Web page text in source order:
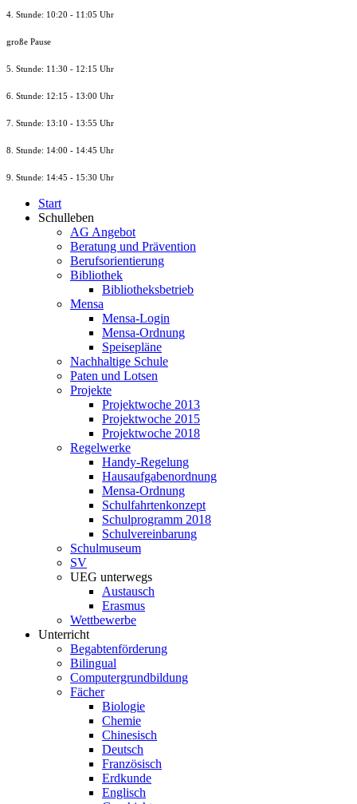
4. Stunde: 10:20 - 11:05 Uhr
große Pause
5. Stunde: 11:30 - 12:15 Uhr
6. Stunde: 12:15 - 13:00 Uhr
7. Stunde: 13:10 - 13:55 Uhr
8. Stunde: 14:00 - 14:45 Uhr
9. Stunde: 14:45 - 15:30 Uhr
Start
Schulleben
AG Angebot
Beratung und Prävention
Berufsorientierung
Bibliothek
Bibliotheksbetrieb
Mensa
Mensa-Login
Mensa-Ordnung
Speisepläne
Nachhaltige Schule
Paten und Lotsen
Projekte
Projektwoche 2013
Projektwoche 2015
Projektwoche 2018
Regelwerke
Handy-Regelung
Hausaufgabenordnung
Mensa-Ordnung
Schulfahrtenkonzept
Schulprogramm 2018
Schulvereinbarung
Schulmuseum
SV
UEG unterwegs
Austausch
Erasmus
Wettbewerbe
Unterricht
Begabtenförderung
Bilingual
Computergrundbildung
Fächer
Biologie
Chemie
Chinesisch
Deutsch
Französisch
Erdkunde
Englisch